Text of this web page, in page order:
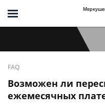
FAQ
Возможен ли
ежемесячных